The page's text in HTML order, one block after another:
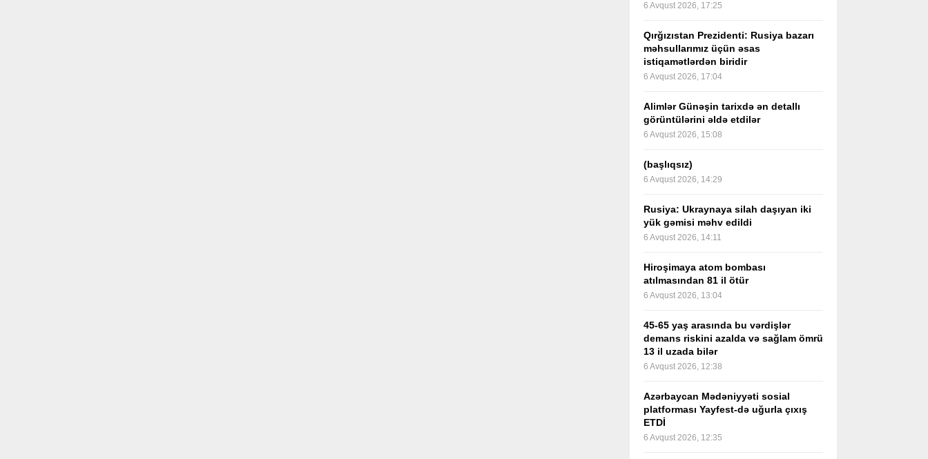
6 Avqust 2026, 17:25
Qırğızıstan Prezidenti: Rusiya bazarı
məhsullarımız üçün əsas
istiqamətlərdən biridir
6 Avqust 2026, 17:04
Alimlər Günəşin tarixdə ən detallı
görüntülərini əldə etdilər
6 Avqust 2026, 15:08
(başlıqsız)
6 Avqust 2026, 14:29
Rusiya: Ukraynaya silah daşıyan iki
yük gəmisi məhv edildi
6 Avqust 2026, 14:11
Hiroşimaya atom bombası
atılmasından 81 il ötür
6 Avqust 2026, 13:04
45-65 yaş arasında bu vərdişlər
demans riskini azalda və sağlam ömrü
13 il uzada bilər
6 Avqust 2026, 12:38
Azərbaycan Mədəniyyəti sosial
platforması Yayfest-də uğurla çıxış
ETDİ
6 Avqust 2026, 12:35